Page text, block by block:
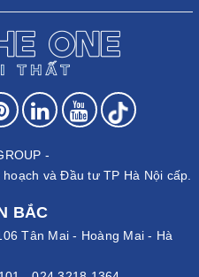
-
và Đầu tư TP Hà Nội cấp.
BẮC
Tân Mai - Hoàng Mai - Hà